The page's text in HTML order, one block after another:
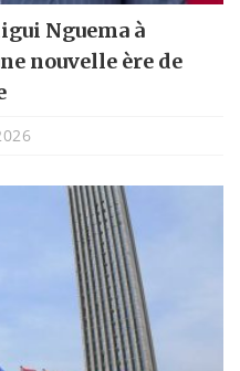
Nguema à
nouvelle ère de